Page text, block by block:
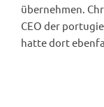
übernehmen.
CEO der
hatte dort